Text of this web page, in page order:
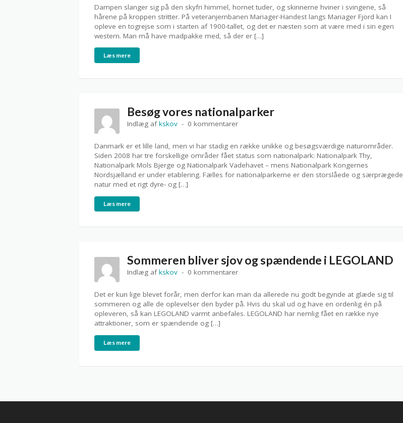
Dampen slanger sig på den skyfri himmel, hornet tuder, og skinnerne hviner i svingene, så
hårene på kroppen stritter. På veteranjernbanen Mariager-Handest langs Mariager Fjord kan I
opleve en togrejse som i starten af 1900-tallet, og det er næsten som at være med i sin egen
western. Man må have madpakke med, så der er […]
Læs mere
Besøg vores nationalparker
Indlæg afkskov 0 kommentarer
Danmark er et lille land, men vi har stadig en række unikke og besøgsværdige naturområder.
Siden 2008 har tre forskellige områder fået status som nationalpark: Nationalpark Thy,
Nationalpark Mols Bjerge og Nationalpark Vadehavet – mens Nationalpark Kongernes
Nordsjælland er under etablering. Fælles for nationalparkerne er den storslåede og særprægede
natur med et rigt dyre- og […]
Læs mere
Sommeren bliver sjov og spændende i LEGOLAND
Indlæg afkskov 0 kommentarer
Det er kun lige blevet forår, men derfor kan man da allerede nu godt begynde at glæde sig til
sommeren og alle de oplevelser den byder på. Hvis du skal ud og have en ordenlig én på
opleveren, så kan LEGOLAND varmt anbefales. LEGOLAND har nemlig fået en række nye
attraktioner, som er spændende og […]
Læs mere